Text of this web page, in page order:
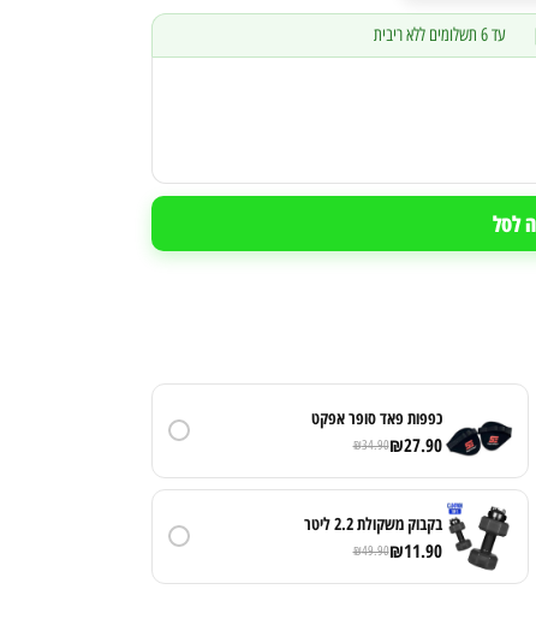
עד 6 תשלומים ללא ריבית
לסל
כפפות פאד סופר אפקט
₪27.90
₪34.90
בקבוק משקולת 2.2 ליטר
₪11.90
₪49.90